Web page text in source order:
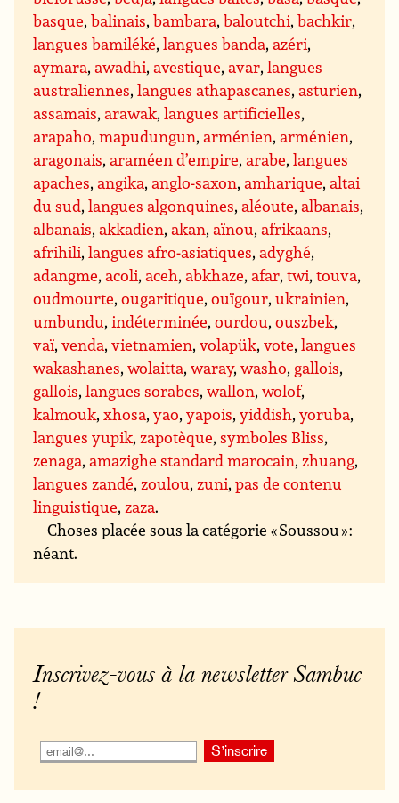
basque,balinais,bambara,baloutchi,bachkir,
langues bamiléké,langues banda,azéri,
aymara,awadhi,avestique,avar,langues
australiennes,langues athapascanes,asturien,
assamais,arawak,langues artificielles,
arapaho,mapudungun,arménien,arménien,
aragonais,araméen d’empire,arabe,langues
apaches,angika,anglo-saxon,amharique,altai
du sud,langues algonquines,aléoute,albanais,
albanais,akkadien,akan,aïnou,afrikaans,
afrihili,langues afro-asiatiques,adyghé,
adangme,acoli,aceh,abkhaze,afar,twi,touva,
oudmourte,ougaritique,ouïgour,ukrainien,
umbundu,indéterminée,ourdou,ouszbek,
vaï,venda,vietnamien,volapük,vote,langues
wakashanes,wolaitta,waray,washo, gallois,
gallois,langues sorabes,wallon,wolof,
kalmouk,xhosa,yao,yapois,yiddish,yoruba,
langues yupik,zapotèque,symboles Bliss,
zenaga,amazighe standard marocain,zhuang,
langues zandé,zoulou,zuni,pas de contenu
linguistique,zaza.
Choses placée sous la catégorie « Soussou » :
néant.
Inscrivez-vous à la newsletter Sambuc
!